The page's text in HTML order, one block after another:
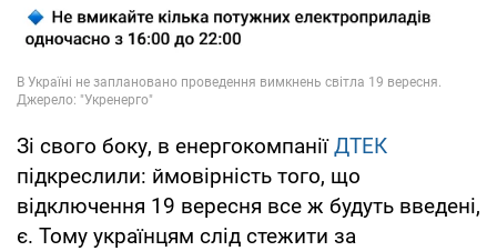
Зі свого боку, в енергокомпаніїДТЕК
підкреслили: ймовірність того, що
відключення 19 вересня все ж будуть введені,
є. Тому українцям слід стежити за